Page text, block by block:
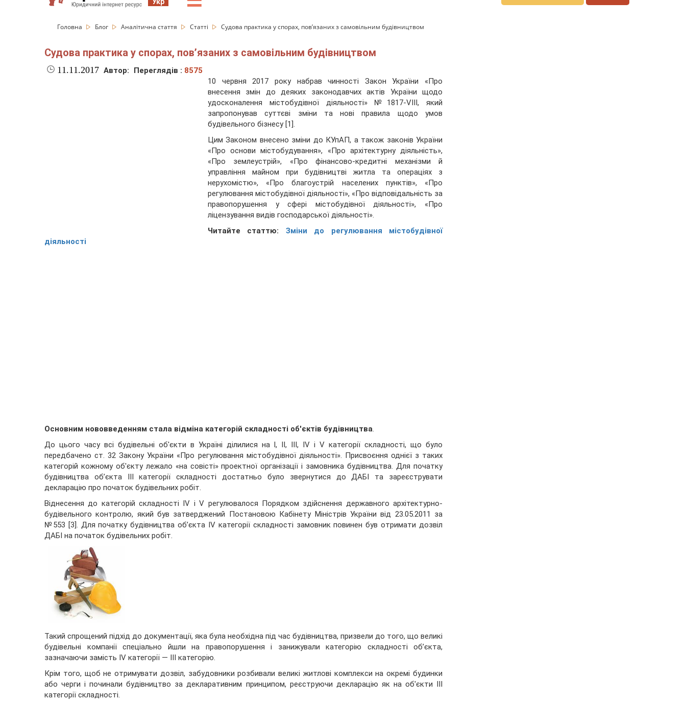
Головна Блог Аналітична стаття Статті Судова практика у спорах, пов’язаних з самовільним будівництвом
Судова практика у спорах, пов’язаних з самовільним будівництвом
11.11.2017 Автор: Переглядів : 8575
10 червня 2017 року набрав чинності Закон України «Про
внесення змін до деяких законодавчих актів України щодо
удосконалення містобудівної діяльності» №1817-VIII, який
запропонував суттєві зміни та нові правила щодо умов
будівельного бізнесу [1].
Цим Законом внесено зміни до КУпАП, а також законів України
«Про основи містобудування», «Про архітектурну діяльність»,
«Про землеустрій», «Про фінансово-кредитні механізми й
управління майном при будівництві житла та операціях з
нерухомістю», «Про благоустрій населених пунктів», «Про
регулювання містобудівної діяльності», «Про відповідальність за
правопорушення у сфері містобудівної діяльності», «Про
ліцензування видів господарської діяльності».
Читайте статтю: Зміни до регулювання містобудівної
діяльності
Основним нововведенням стала відміна категорій складності об'єктів будівництва.
До цього часу всі будівельні об'єкти в Україні ділилися на I, II, III, IV і V категорії складності, що було
передбачено ст. 32 Закону України «Про регулювання містобудівної діяльності». Присвоєння однієї з таких
категорій кожному об'єкту лежало «на совісті» проектної організації і замовника будівництва. Для початку
будівництва об’єкта III категорії складності достатньо було звернутися до ДАБІ та зареєструвати
декларацію про початок будівельних робіт.
Віднесення до категорій складності IV і V регулювалося Порядком здійснення державного архітектурно-
будівельного контролю, який був затверджений Постановою Кабінету Міністрів України від 23.05.2011 за
№553 [3]. Для початку будівництва об’єкта IV категорії складності замовник повинен був отримати дозвіл
ДАБІ на початок будівельних робіт.
Такий спрощений підхід до документації, яка була необхідна під час будівництва, призвели до того, що великі
будівельні компанії спеціально йшли на правопорушення і занижували категорію складності об’єкта,
зазначаючи замість IV категорії — III категорію.
Крім того, щоб не отримувати дозвіл, забудовники розбивали великі житлові комплекси на окремі будинки
або черги і починали будівництво за декларативним принципом, реєструючи декларацію як на об'єкти III
категорії складності.